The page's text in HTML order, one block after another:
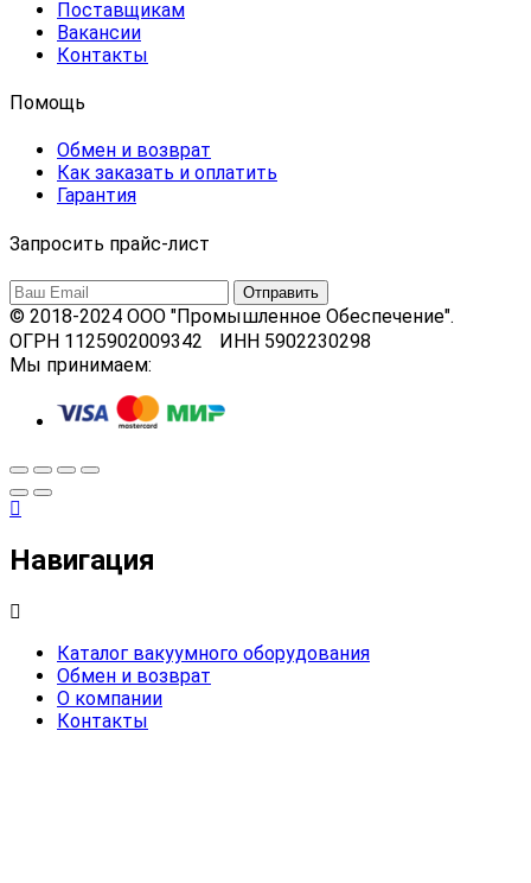
Поставщикам
Вакансии
Контакты
Помощь
Обмен и возврат
Как заказать и оплатить
Гарантия
Запросить прайс-лист
© 2018-2024 ООО "Промышленное Обеспечение".
ОГРН 1125902009342 ИНН 5902230298
Мы принимаем:
Навигация
Каталог вакуумного оборудования
Обмен и возврат
О компании
Контакты